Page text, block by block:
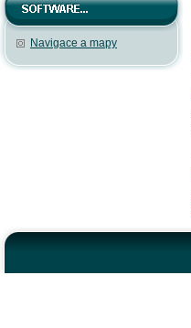
Navigace a mapy